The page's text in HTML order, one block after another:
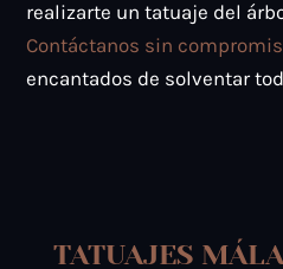
realizarte un tatuaje del
Contáctanos sin
encantados de solventar
TATUAJES